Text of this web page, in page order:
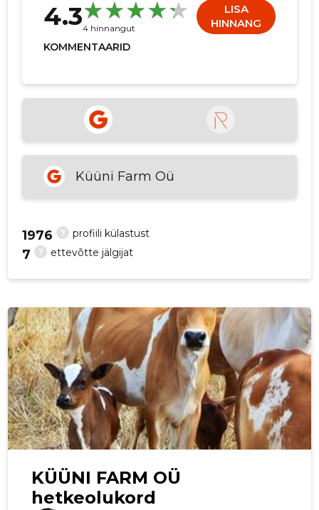
4.34 hinnangut
LISA
HINNANG
KOMMENTAARID
Küüni Farm Oü
? profiili külastust
1976
? ettevõtte jälgijat
7
KÜÜNI FARM OÜ
hetkeolukord